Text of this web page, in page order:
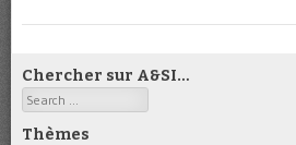
Chercher sur A&SI…
Search
Thèmes